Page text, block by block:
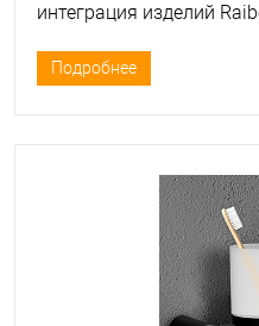
интеграция изделий
Подробнее